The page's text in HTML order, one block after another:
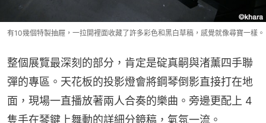
有10幾個特製抽屜，一拉開裡面收藏了許多彩色和黑白草稿，感覺就像尋寶一樣。
整個展覽最深刻的部分，肯定是碇真嗣與渚薰四手聯
彈的專區。天花板的投影燈會將鋼琴倒影直接打在地
面，現場一直播放著兩人合奏的樂曲。旁邊更配上 4
隻手在琴鍵上舞動的詳細分鏡稿，氣氛一流。